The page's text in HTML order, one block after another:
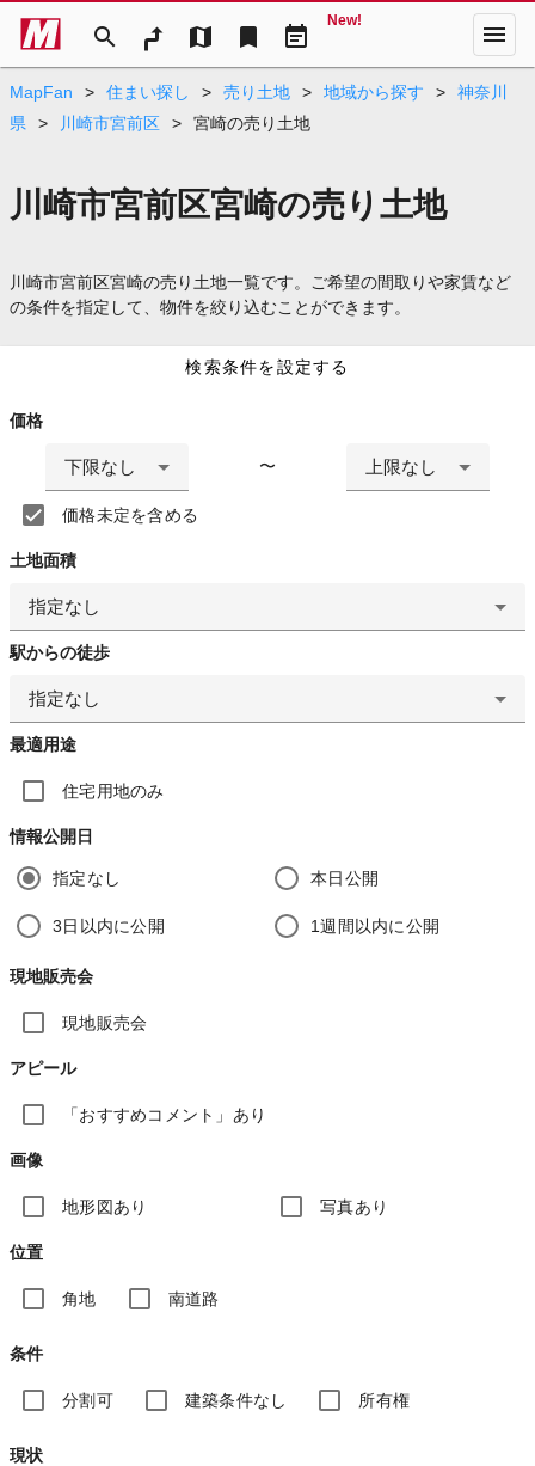
search map bookmark event_note
New! menu
MapFan > 住まい探し > 売り土地 > 地域から探す >
神奈川
県
> 川崎市宮前区 > 宮崎の売り土地
川崎市宮前区宮崎の売り土地
川崎市宮前区宮崎の売り土地一覧です。ご希望の間取りや家賃など
の条件を指定して、物件を絞り込むことができます。
検索条件を設定する
価格
下限なし 〜 上限なし
価格未定を含める
土地面積
指定なし
駅からの徒歩
指定なし
最適用途
住宅用地のみ
情報公開日
指定なし 本日公開
3日以内に公開 1週間以内に公開
現地販売会
現地販売会
アピール
「おすすめコメント」あり
画像
地形図あり 写真あり
位置
角地 南道路
条件
分割可 建築条件なし 所有権
現状